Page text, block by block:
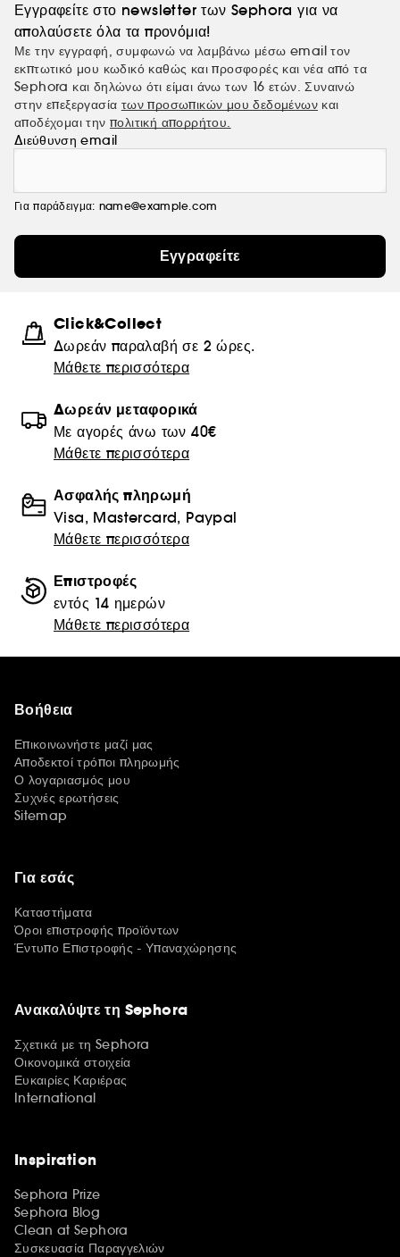
Εγγραφείτε στο newsletter των Sephora για να
απολαύσετε όλα τα προνόμια!
Με την εγγραφή, συμφωνώ να λαμβάνω μέσω email τον
εκπτωτικό μου κωδικό καθώς και προσφορές και νέα από τα
Sephora και δηλώνω ότι είμαι άνω των 16 ετών. Συναινώ
στην επεξεργασία των προσωπικών μου δεδομένων και
αποδέχομαι την πολιτική απορρήτου.
Διεύθυνση email
Για παράδειγμα: name@example.com
Εγγραφείτε
Click&Collect
Δωρεάν παραλαβή σε 2 ώρες.
Μάθετε περισσότερα
Δωρεάν μεταφορικά
Με αγορές άνω των 40€
Μάθετε περισσότερα
Ασφαλής πληρωμή
Visa, Mastercard, Paypal
Μάθετε περισσότερα
Επιστροφές
εντός 14 ημερών
Μάθετε περισσότερα
Βοήθεια
Επικοινωνήστε μαζί μας
Αποδεκτοί τρόποι πληρωμής
Ο λογαριασμός μου
Συχνές ερωτήσεις
Sitemap
Για εσάς
Καταστήματα
Όροι επιστροφής προϊόντων
Έντυπο Επιστροφής - Υπαναχώρησης
Ανακαλύψτε τη Sephora
Σχετικά με τη Sephora
Οικονομικά στοιχεία
Ευκαιρίες Καριέρας
International
Inspiration
Sephora Prize
Sephora Blog
Clean at Sephora
Συσκευασία Παραγγελιών